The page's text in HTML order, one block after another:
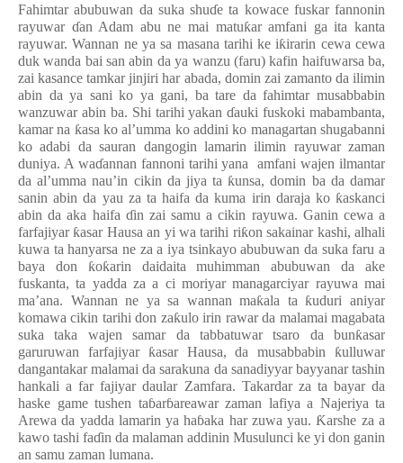
Fahimtar abubuwan da suka shuɗe ta kowace fuskar fannonin
rayuwar ɗan Adam abu ne mai matuƙar amfani ga ita kanta
rayuwar. Wannan ne ya sa masana tarihi ke iƙirarin cewa cewa
duk wanda bai san abin da ya wanzu (faru) kafin haifuwarsa ba,
zai kasance tamkar jinjiri har abada, domin zai zamanto da ilimin
abin da ya sani ko ya gani, ba tare da fahimtar musabbabin
wanzuwar abin ba. Shi tarihi yakanɗauki fuskoki mabambanta,
kamar na ƙasa ko al’umma ko addini ko managartan shugabanni
ko adabi da sauran dangogin lamarin ilimin rayuwar zaman
duniya. A waɗannan fannoni tarihi yana
amfani wajen ilmantar
da al’umma nau’in cikin da jiya ta ƙunsa, domin ba da damar
sanin abin da yau za ta haifa da kuma irin daraja ko ƙaskanci
abin da aka haifa ɗin zai samu a cikin rayuwa. Ganin cewa a
farfajiyar ƙasar Hausa an yi wa tarihi riƙon sakainar kashi, alhali
kuwa ta hanyarsa ne za a iya tsinkayo abubuwan da suka faru a
baya don ƙoƙarin daidaita muhimman abubuwan da ake
fuskanta, ta yadda za a ci moriyar managarciyar rayuwa mai
ma’ana. Wannan ne ya sa wannan maƙala ta ƙuduri aniyar
komawa cikin tarihi don zaƙulo irin rawar da malamai magabata
suka taka wajen samar da tabbatuwar tsaro da bunƙasar
garuruwan farfajiyar ƙasar Hausa, da musabbabin ƙulluwar
dangantakar malamai da sarakuna da sanadiyyar bayyanar tashin
hankali a far fajiyar daular Zamfara. Takardar za ta bayar da
haske game tushen taɓarɓareawar zaman lafiya a Najeriya ta
Arewa da yadda lamarin ya haɓaka har zuwa yau. Ƙarshe za a
kawo tashi faɗin da malaman addinin Musulunci ke yi don ganin
an samu zaman lumana.